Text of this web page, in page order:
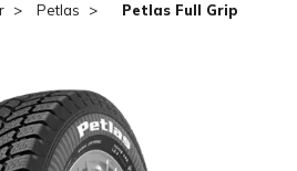
Petlas Petlas Full Grip